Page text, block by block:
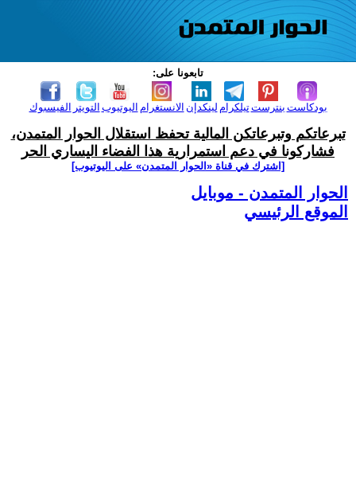
تابعونا على:
الفيسبوك التويتر اليوتيوب الانستغرام لينكدإن تيلكرامبنترست بودكاست
تبرعاتكم وتبرعاتكن المالية تحفظ استقلال الحوار المتمدن،
فشاركونا في دعم استمرارية هذا الفضاء اليساري الحر
[اشترك في قناة ‫«الحوار المتمدن» على اليوتيوب]
الحوار المتمدن - موبايل
الموقع الرئيسي